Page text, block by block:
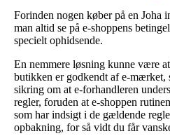
Forinden nogen køber på en Joha
man altid se på e-shoppens
specielt ophidsende.
En nemmere løsning kunne være
butikken er godkendt af e-mærket,
sikring om at e-forhandleren
regler, foruden at e-shoppen
som har indsigt i de gældende
opbakning, for så vidt du får